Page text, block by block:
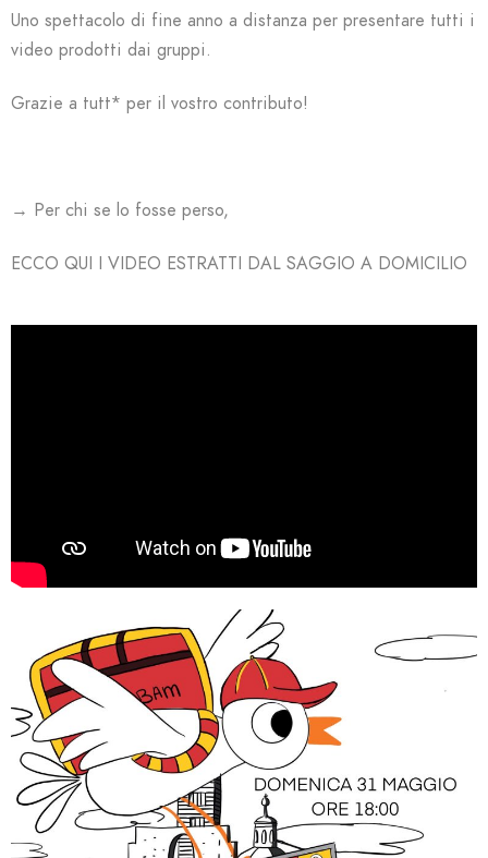
Uno spettacolo di fine anno a distanza per presentare tutti i
video prodotti dai gruppi.
Grazie a tutt* per il vostro contributo!
→ Per chi se lo fosse perso,
ECCO QUI I VIDEO ESTRATTI DAL SAGGIO A DOMICILIO